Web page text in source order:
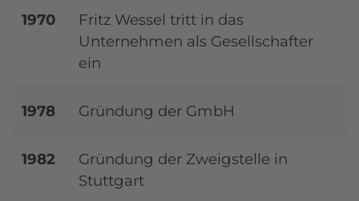
1970
Fritz Wessel tritt in das
Unternehmen als Gesellschafter
ein
1978 Gründung der GmbH
1982
Gründung der Zweigstelle in
Stuttgart